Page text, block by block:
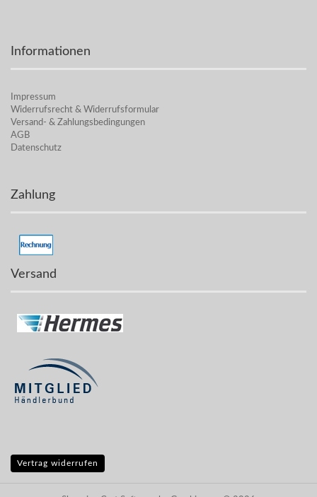
Informationen
Impressum
Widerrufsrecht & Widerrufsformular
Versand- & Zahlungsbedingungen
AGB
Datenschutz
Zahlung
Versand
Vertrag widerrufen